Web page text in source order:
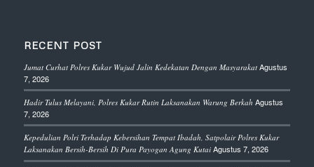
RECENT POST
Jumat Curhat Polres Kukar Wujud Jalin Kedekatan Dengan Masyarakat Agustus
7, 2026
Hadir Tulus Melayani, Polres Kukar Rutin Laksanakan Warung Berkah Agustus
7, 2026
Kepedulian Polri Terhadap Kebersihan Tempat Ibadah, Satpolair Polres Kukar
Laksanakan Bersih-Bersih Di Pura Payogan Agung Kutai Agustus 7, 2026